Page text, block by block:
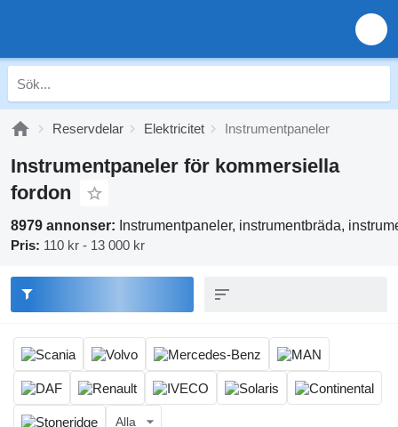
Reservdelar Elektricitet Instrumentpaneler
Instrumentpaneler för kommersiella
fordon
8979 annonser: Instrumentpaneler, instrumentbräda,
Pris: 110 kr - 13 000 kr
Alla